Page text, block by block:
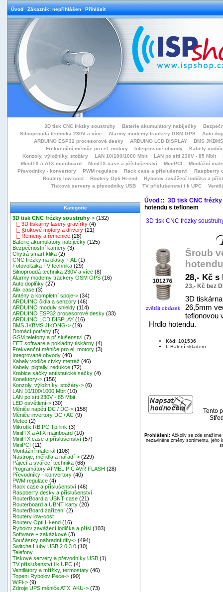
Úvod Zákazník: nepřihlášen Přihlásit
3D tisk CNC frézky soustruhy Baterie akumulátory nabíječky
Silnoproudá technika 230V a více
Alarmy modemy trackery GSM GPS
Auto
ARDUINO ESP32 procesorové desky
ARDUINO LCD DISPLAY
BMS
Frekvenční měniče pro el. motory
Integrované obvody
Kabely
Konzoly, výložníky, stožáry
LAN 10/100/1000 Mbit LAN po síti 230V - 85 Mbit
MiniITX a ATX mainboard
MiniITX case a příslušenství MiniPCI
Montážní
Převodníky - konvertory
PWM regulace Rack case a příslušenství
Raspberry
Routery low-cost
Routery Opti Hi-end
Rybolov zavážecí lodička a přísl
Tiskové servery a převodníky USB
TV příslušenství i k UPC
Kategorie
3D tisk CNC frézky soustruhy-> (132)
|_ 3D tiskárny lasery gravírky (4)
|_ Krokové motory a drivery (21)
|_ Řemeny a řemenice (28)
Baterie akumulátory nabíječky (125)
Bezpečnostní kamery (3)
Chytrá smart klika (2)
CNC frézky na plasty + AL
(1)
Fotovoltaika FV technika (29)
Silnoproudá technika 230V a více (8)
Alarmy modemy trackery GSM GPS (16)
Auto doplňky (27)
Alix case (3)
Antény a kompletní spoje-> (34)
ARDUINO čidla a senzory (46)
ARDUINO moduly shieldy (114)
ARDUINO ESP32 procesorové desky (33)
ARDUINO LCD DISPLAY (16)
BMS JKBMS JIKONG-> (19)
Domácí potřeby (5)
GSM telefony a příslušenství (7)
EET software a pokladny tiskárny (4)
Frekvenční měniče pro el. motory (3)
Integrované obvody (40)
Kabely vodiče cívky metráž (46)
Kabely, pigtaily, redukce (72)
Krabice sáčky antistatické sáčky (4)
Konektory-> (156)
Konzoly, výložníky, stožáry-> (6)
LAN 10/100/1000 Mbit (10)
LAN po síti 230V - 85 Mbit
LED osvětlení-> (30)
Měniče napětí DC / DC-> (158)
Měniče invertory DC / AC (9)
Meteo (2)
Mikrotik RB,PC,Tp-link (3)
MiniITX a ATX mainboard (10)
MiniITX case a příslušenství (57)
MiniPCI (11)
Montážní materiál (108)
Nástroje, měřidla a nářadí-> (229)
Pájecí a svářecí technika (68)
Programátory ATMEL PIC AVR FLASH (28)
Převodníky - konvertory (40)
PWM regulace (4)
Rack case a příslušenství (46)
Raspberry desky a příslušenství
RouterBoard a UBNT case (21)
Routerboard a UBNT karty (20)
RouterBoard zařízení (2)
Routery low-cost
Routery Opti Hi-end (16)
Rybolov zavážecí lodička a přísl (103)
Software + zakázkové (3)
Součástky náhradní díly-> (494)
Switche Huby USB 2.0 3.0 (10)
Telefony
Tiskové servery a převodníky USB (1)
TV příslušenství i k UPC (4)
Ventilátory a mřížky, termostaty (46)
Topení Rybolov Pece-> (90)
WiFi-> (9)
Zdroje UPS měniče ATX, AKU-> (73)
Úvod:: 3D tisk CNC
hotendu s teflonem
3D tisk CNC frézky
zvětšit obrázek
Šroub
28,- Kč s
23,- Kč bez
3D
26,5mm
teflonovou
Hrdlo hotendu.
Kód: 101536
6 Balení skladem
Tento
Prohlášení:Ačkoliv se zde snažíme
nezaviněné změny sortimentu, jeho